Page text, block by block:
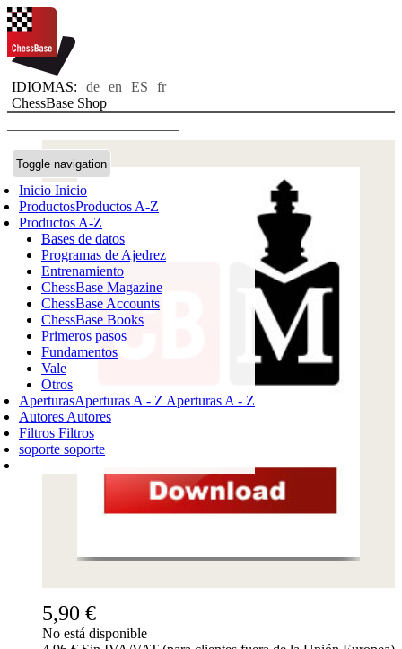
IDIOMAS: de en ES
fr
ChessBase Shop
Toggle navigation
Inicio Inicio
ProductosProductos A-Z
Productos A-Z
Bases de datos
Programas de Ajedrez
Entrenamiento
ChessBase Magazine
ChessBase Accounts
ChessBase Books
Primeros pasos
Fundamentos
Vale
Otros
AperturasAperturas A - Z Aperturas A - Z
Autores Autores
Filtros Filtros
soporte soporte
Login
CARRO DE LA COMPRA
0PRODUCTO
5,90 €
No está disponible